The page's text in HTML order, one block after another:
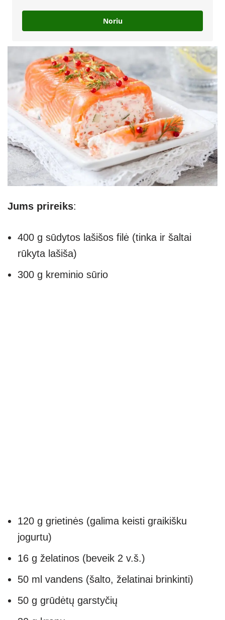
Noriu
Jums prireiks:
400 g sūdytos lašišos filė (tinka ir šaltai
rūkyta lašiša)
300 g kreminio sūrio
120 g grietinės (galima keisti graikišku
jogurtu)
16 g želatinos (beveik 2 v.š.)
50 ml vandens (šalto, želatinai brinkinti)
50 g grūdėtų garstyčių